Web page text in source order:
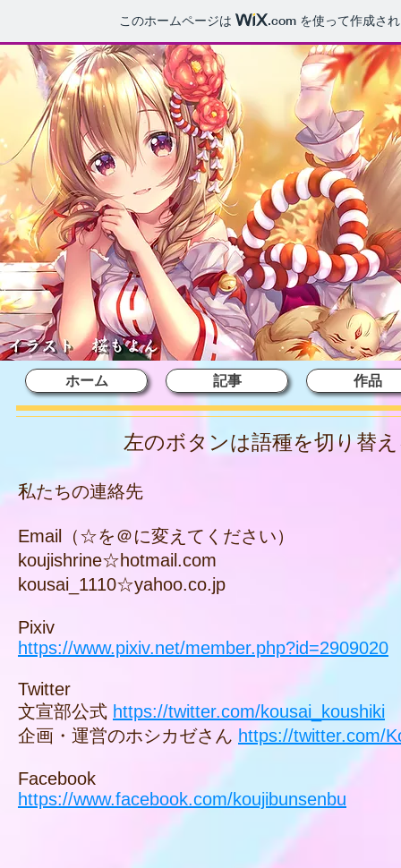
このホームページは .com を使って作成さ
私たちの連絡先
Email（☆を＠に変えてください）
koujishrine☆hotmail.com
kousai_1110☆yahoo.co.jp
Pixiv
https://www.pixiv.net/member.php?id=2909020
Twitter
文宣部公式 https://twitter.com/kousai_koushiki
​企画・運営のホシカゼさん https://twitter.com/
Facebook
https://www.facebook.com/koujibunsenbu
ホーム 記事 作品
左のボタンは語種を切り替